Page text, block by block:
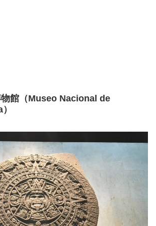
物館（Museo Nacional de